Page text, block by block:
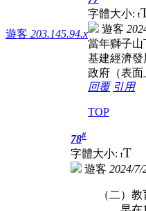
遊客 203.145.94.x
字體大小: t
遊客
當年獅子山
基建經濟
政府（表
回覆 引用
TOP
78#
字體大小: tT
遊客 2024/7/
（二）教